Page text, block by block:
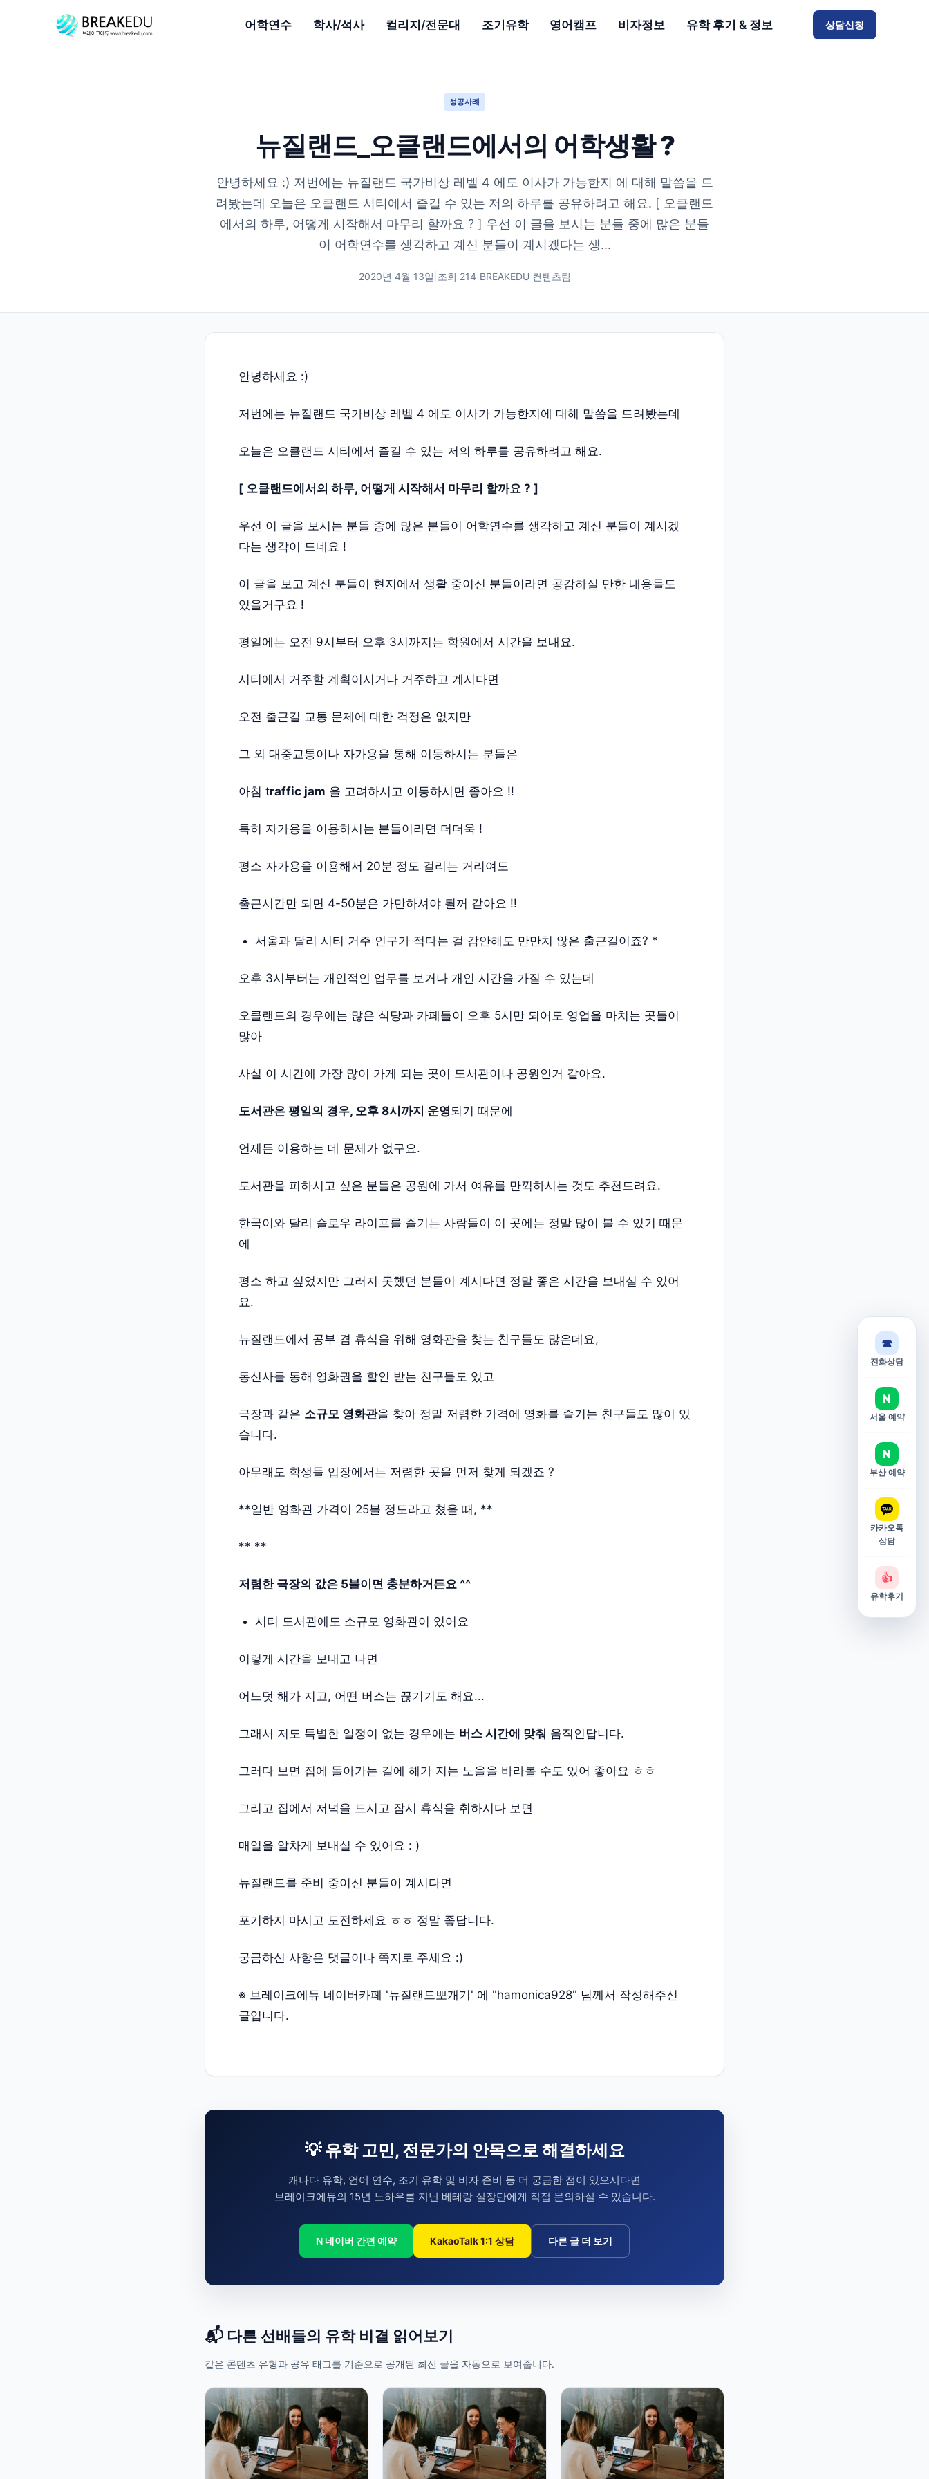
어학연수 학사/석사 컬리지/전문대 조기유학 영어캠프 비자정보 유학 후기 & 정보 상담신청
성공사례
뉴질랜드_오클랜드에서의 어학생활 ?
안녕하세요 :) 저번에는 뉴질랜드 국가비상 레벨 4 에도 이사가 가능한지 에 대해 말씀을 드
려봤는데 오늘은 오클랜드 시티에서 즐길 수 있는 저의 하루를 공유하려고 해요. [ 오클랜드
에서의 하루, 어떻게 시작해서 마무리 할까요 ? ] 우선 이 글을 보시는 분들 중에 많은 분들
이 어학연수를 생각하고 계신 분들이 계시겠다는 생...
2020년 4월 13일 조회 214| BREAKEDU 컨텐츠팀
안녕하세요 :)
저번에는 뉴질랜드 국가비상 레벨 4 에도 이사가 가능한지에 대해 말씀을 드려봤는데
오늘은 오클랜드 시티에서 즐길 수 있는 저의 하루를 공유하려고 해요.
[ 오클랜드에서의 하루, 어떻게 시작해서 마무리 할까요 ? ]
우선 이 글을 보시는 분들 중에 많은 분들이 어학연수를 생각하고 계신 분들이 계시겠
다는 생각이 드네요 !
이 글을 보고 계신 분들이 현지에서 생활 중이신 분들이라면 공감하실 만한 내용들도
있을거구요 !
평일에는 오전 9시부터 오후 3시까지는 학원에서 시간을 보내요.
시티에서 거주할 계획이시거나 거주하고 계시다면
오전 출근길 교통 문제에 대한 걱정은 없지만
그 외 대중교통이나 자가용을 통해 이동하시는 분들은
아침 traffic jam 을 고려하시고 이동하시면 좋아요 !!
특히 자가용을 이용하시는 분들이라면 더더욱 !
평소 자가용을 이용해서 20분 정도 걸리는 거리여도
출근시간만 되면 4-50분은 가만하셔야 될꺼 같아요 !!
서울과 달리 시티 거주 인구가 적다는 걸 감안해도 만만치 않은 출근길이죠? *
오후 3시부터는 개인적인 업무를 보거나 개인 시간을 가질 수 있는데
오클랜드의 경우에는 많은 식당과 카페들이 오후 5시만 되어도 영업을 마치는 곳들이
많아
사실 이 시간에 가장 많이 가게 되는 곳이 도서관이나 공원인거 같아요.
도서관은 평일의 경우, 오후 8시까지 운영되기 때문에
언제든 이용하는 데 문제가 없구요.
도서관을 피하시고 싶은 분들은 공원에 가서 여유를 만끽하시는 것도 추천드려요.
한국이와 달리 슬로우 라이프를 즐기는 사람들이 이 곳에는 정말 많이 볼 수 있기 때문
에
평소 하고 싶었지만 그러지 못했던 분들이 계시다면 정말 좋은 시간을 보내실 수 있어
요.
뉴질랜드에서 공부 겸 휴식을 위해 영화관을 찾는 친구들도 많은데요,
통신사를 통해 영화권을 할인 받는 친구들도 있고
극장과 같은 소규모 영화관을 찾아 정말 저렴한 가격에 영화를 즐기는 친구들도 많이 있
습니다.
아무래도 학생들 입장에서는 저렴한 곳을 먼저 찾게 되겠죠 ?
**일반 영화관 가격이 25불 정도라고 쳤을 때, **
** **
저렴한 극장의 값은 5불이면 충분하거든요 ^^
시티 도서관에도 소규모 영화관이 있어요
이렇게 시간을 보내고 나면
어느덧 해가 지고, 어떤 버스는 끊기기도 해요...
그래서 저도 특별한 일정이 없는 경우에는 버스 시간에 맞춰 움직인답니다.
그러다 보면 집에 돌아가는 길에 해가 지는 노을을 바라볼 수도 있어 좋아요 ㅎㅎ
그리고 집에서 저녁을 드시고 잠시 휴식을 취하시다 보면
매일을 알차게 보내실 수 있어요 : )
뉴질랜드를 준비 중이신 분들이 계시다면
포기하지 마시고 도전하세요 ㅎㅎ 정말 좋답니다.
궁금하신 사항은 댓글이나 쪽지로 주세요 :)
※ 브레이크에듀 네이버카페 '뉴질랜드뽀개기' 에 "hamonica928" 님께서 작성해주신
글입니다.
💡 유학 고민, 전문가의 안목으로 해결하세요
캐나다 유학, 언어 연수, 조기 유학 및 비자 준비 등 더 궁금한 점이 있으시다면
브레이크에듀의 15년 노하우를 지닌 베테랑 실장단에게 직접 문의하실 수 있습니다.
N 네이버 간편 예약 KakaoTalk 1:1 상담 다른 글 더 보기
📬 다른 선배들의 유학 비결 읽어보기
같은 콘텐츠 유형과 공유 태그를 기준으로 공개된 최신 글을 자동으로 보여줍니다.
☎
전화상담
N
서울 예약
N
부산 예약
카카오톡
상담
👍
유학후기